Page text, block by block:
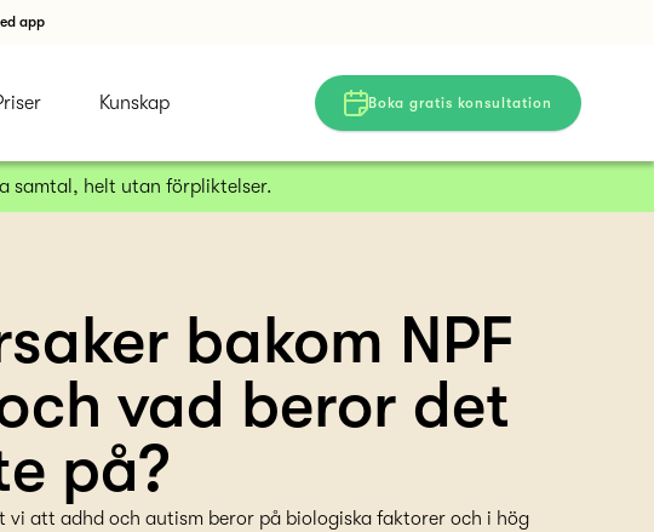
Kunskap Boka gratis konsultation
app
samtal, helt utan förpliktelser.
bakom NPF
vad beror det
på?
vi att adhd och autism beror på biologiska faktorer och i hög